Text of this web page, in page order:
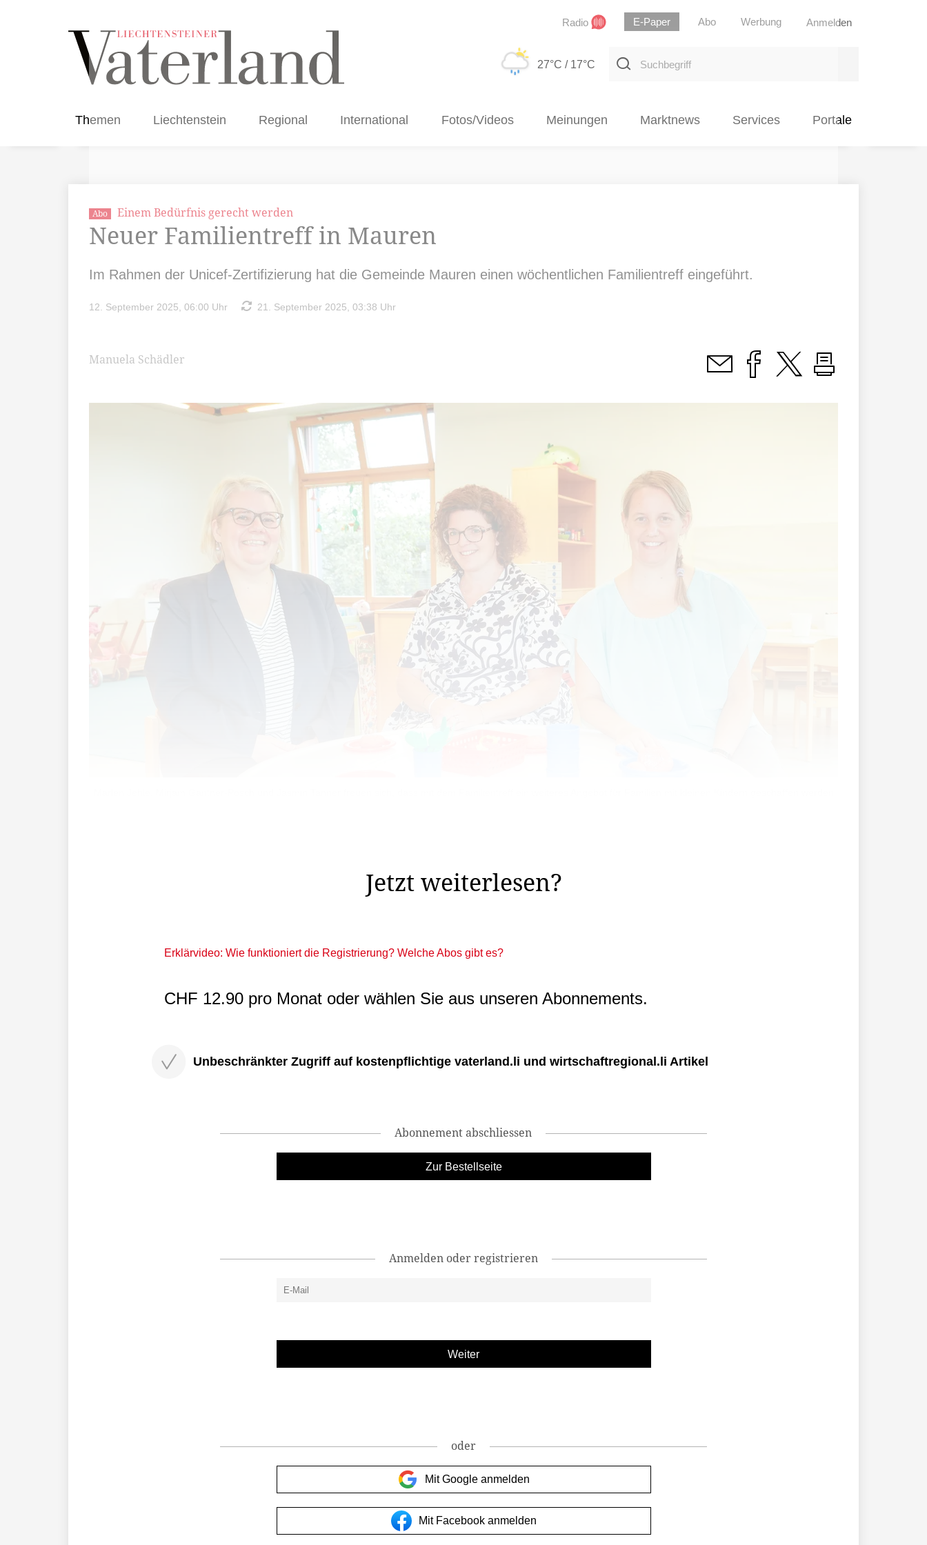
Radio E-Paper Abo Werbung Anmelden
27°C / 17°C
Suchbegriff
Themen Liechtenstein Regional International Fotos/Videos Meinungen Marktnews Services Portale
Abo Einem Bedürfnis gerecht werden
Neuer Familientreff in Mauren
Im Rahmen der Unicef-Zertifizierung hat die Gemeinde Mauren einen wöchentlichen Familientreff eingeführt.
12. September 2025, 06:00 Uhr 21. September 2025, 03:38 Uhr
Manuela Schädler
Jetzt weiterlesen?
Erklärvideo: Wie funktioniert die Registrierung? Welche Abos gibt es?
CHF 12.90 pro Monat oder wählen Sie aus unseren Abonnements.
Unbeschränkter Zugriff auf kostenpflichtige vaterland.li und wirtschaftregional.li Artikel
Abonnement abschliessen
Zur Bestellseite
Anmelden oder registrieren
oder
Mit Google anmelden
Mit Facebook anmelden